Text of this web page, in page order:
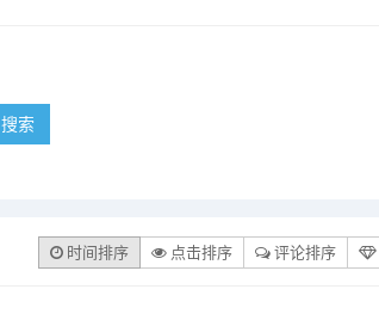
搜索
时间排序 点击排序 评论排序